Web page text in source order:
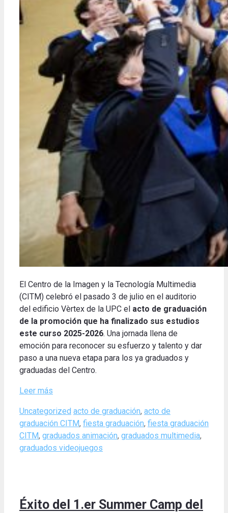
El Centro de la Imagen y la Tecnología Multimedia
(CITM) celebró el pasado 3 de julio en el auditorio
del edificio Vèrtex de la UPC el acto de graduación
de la promoción que ha finalizado sus estudios
este curso 2025-2026. Una jornada llena de
emoción para reconocer su esfuerzo y talento y dar
paso a una nueva etapa para los ya graduados y
graduadas del Centro.
Leer más
Categories
Uncategorized Tags
acto de graduación, acto de
graduación CITM, fiesta graduación, fiesta graduación
CITM, graduados animación, graduados multimedia,
graduados videojuegos
Éxito del 1.er Summer Camp del